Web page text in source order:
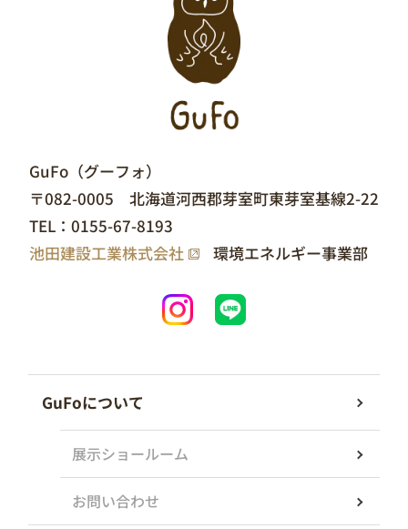
GuFo（グーフォ）
〒082-0005 北海道河西郡芽室町東芽室基線2-22
TEL： 0155-67-8193
池田建設工業株式会社
環境エネルギー事業部
GuFoについて
展示ショールーム
お問い合わせ